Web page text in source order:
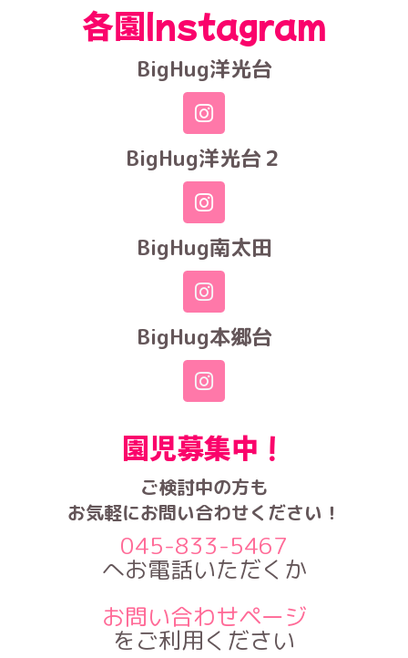
各園Instagram
BigHug洋光台
BigHug洋光台２
BigHug南太田
BigHug本郷台
園児募集中！
ご検討中の方も
お気軽にお問い合わせください！
045-833-5467
へお電話いただくか
お問い合わせページ
をご利用ください